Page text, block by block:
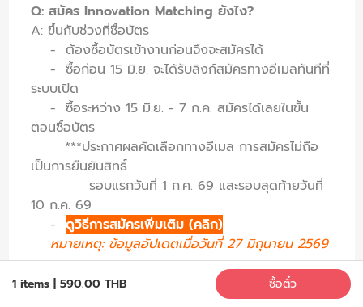
1 items 590.00 THB ซื้อตั๋ว
Q: สมัคร Innovation Matching ยังไง?
A: ขึ้นกับช่วงที่ซื้อบัตร
- ต้องซื้อบัตรเข้างานก่อนจึงจะสมัครได้
- ซื้อก่อน 15 มิ.ย. จะได้รับลิงก์สมัครทางอีเมลทันทีที่
ระบบเปิด
- ซื้อระหว่าง 15 มิ.ย. - 7 ก.ค. สมัครได้เลยในขั้น
ตอนซื้อบัตร
***ประกาศผลคัดเลือกทางอีเมล การสมัครไม่ถือ
เป็นการยืนยันสิทธิ์
รอบแรกวันที่ 1 ก.ค. 69 และรอบสุดท้ายวันที่
10 ก.ค. 69
-ดูวิธีการสมัครเพิ่มเติม (คลิก)
หมายเหตุ: ข้อมูลอัปเดตเมื่อวันที่ 27 มิถุนายน 2569
Q: ซื้อบัตรหลัง 7 ก.ค. แล้วอยากสมัคร Matching ได้
ไหม?